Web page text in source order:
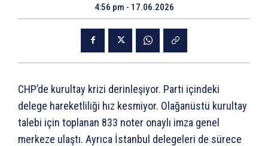
4:56 pm - 17.06.2026
CHP’de kurultay krizi derinleşiyor. Parti içindeki
delege hareketliliği hız kesmiyor. Olağanüstü kurultay
talebi için toplanan 833 noter onaylı imza genel
merkeze ulaştı. Ayrıca İstanbul delegeleri de sürece